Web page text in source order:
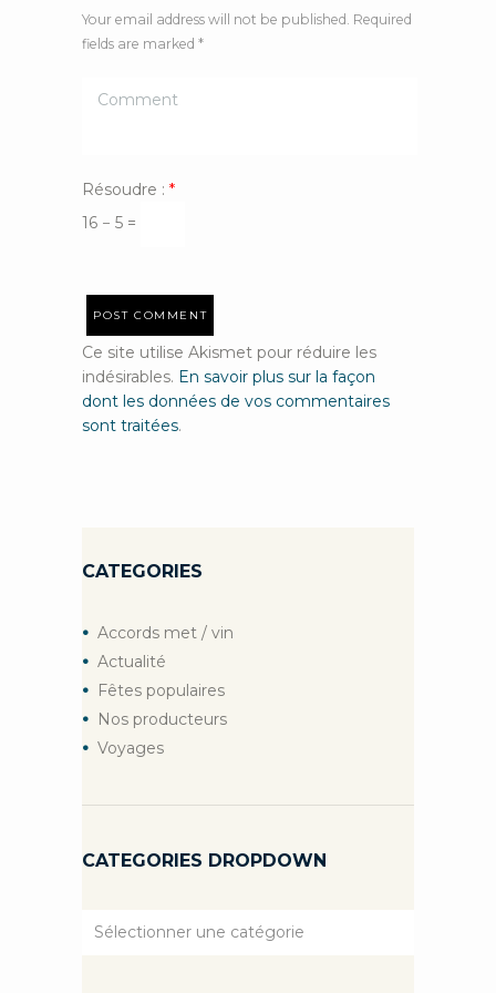
Your email address will not be published. Required
fields are marked *
Résoudre : *
16 − 5 =
Ce site utilise Akismet pour réduire les
indésirables. En savoir plus sur la façon
dont les données de vos commentaires
sont traitées.
CATEGORIES
Accords met / vin
Actualité
Fêtes populaires
Nos producteurs
Voyages
CATEGORIES DROPDOWN
Categories